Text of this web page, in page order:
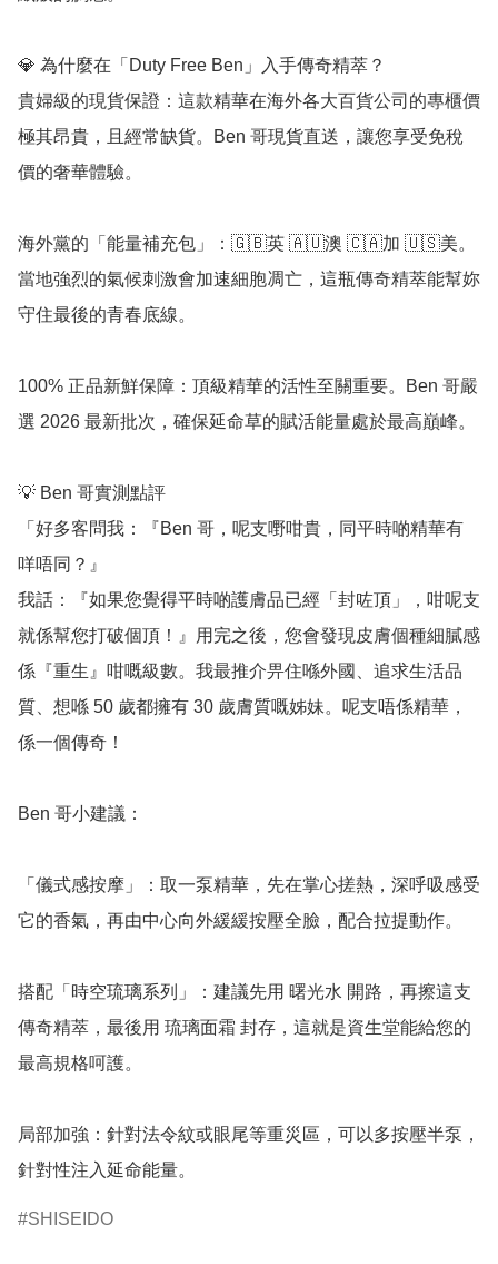
💎 為什麼在「Duty Free Ben」入手傳奇精萃？
貴婦級的現貨保證：這款精華在海外各大百貨公司的專櫃價
極其昂貴，且經常缺貨。Ben 哥現貨直送，讓您享受免稅
價的奢華體驗。
海外黨的「能量補充包」：🇬🇧英 🇦🇺澳 🇨🇦加 🇺🇸美。
當地強烈的氣候刺激會加速細胞凋亡，這瓶傳奇精萃能幫妳
守住最後的青春底線。
100% 正品新鮮保障：頂級精華的活性至關重要。Ben 哥嚴
選 2026 最新批次，確保延命草的賦活能量處於最高巔峰。
💡 Ben 哥實測點評
「好多客問我：『Ben 哥，呢支嘢咁貴，同平時啲精華有
咩唔同？』
我話：『如果您覺得平時啲護膚品已經「封咗頂」，咁呢支
就係幫您打破個頂！』用完之後，您會發現皮膚個種細膩感
係『重生』咁嘅級數。我最推介畀住喺外國、追求生活品
質、想喺 50 歲都擁有 30 歲膚質嘅姊妹。呢支唔係精華，
係一個傳奇！
Ben 哥小建議：
「儀式感按摩」：取一泵精華，先在掌心搓熱，深呼吸感受
它的香氣，再由中心向外緩緩按壓全臉，配合拉提動作。
搭配「時空琉璃系列」：建議先用 曙光水 開路，再擦這支
傳奇精萃，最後用 琉璃面霜 封存，這就是資生堂能給您的
最高規格呵護。
局部加強：針對法令紋或眼尾等重災區，可以多按壓半泵，
針對性注入延命能量。
SHISEIDO